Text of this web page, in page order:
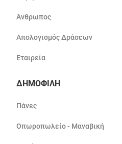
Άνθρωπος
Απολογισμός Δράσεων
Εταιρεία
ΔΗΜΟΦΙΛΗ
Πάνες
Οπωροπωλείο - Μαναβική